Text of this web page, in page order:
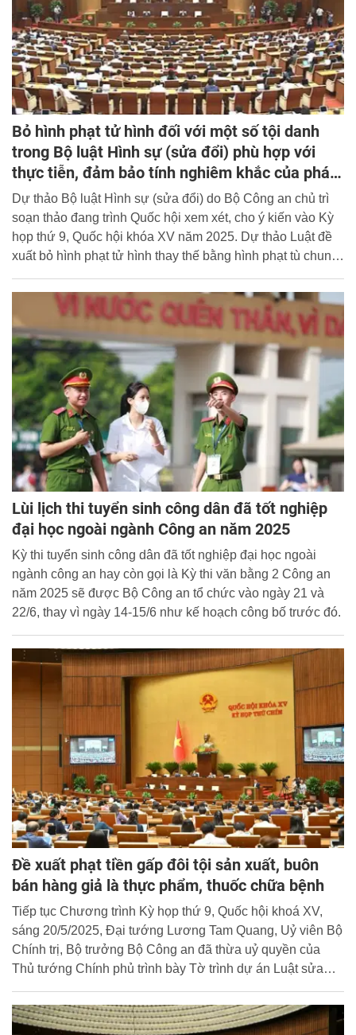
Bỏ hình phạt tử hình đối với một số tội danh
trong Bộ luật Hình sự (sửa đổi) phù hợp với
thực tiễn, đảm bảo tính nghiêm khắc của pháp
luật
Dự thảo Bộ luật Hình sự (sửa đổi) do Bộ Công an chủ trì
soạn thảo đang trình Quốc hội xem xét, cho ý kiến vào Kỳ
họp thứ 9, Quốc hội khóa XV năm 2025. Dự thảo Luật đề
xuất bỏ hình phạt tử hình thay thế bằng hình phạt tù chung
xuất, buôn bán hàng giả là thuốc chữa bệnh, thuốc phòng
bệnh; Tội vận chuyển trái phép chất ma túy là phù hợp với
chủ trưởng của Đảng và đáp ứng yêu cầu, đòi hỏi của
thực tiễn công tác đấu tranh phòng, chống tội phạm, vẫn
đảm bảo tính nghiêm khắc của pháp luật.
Lùi lịch thi tuyển sinh công dân đã tốt nghiệp
đại học ngoài ngành Công an năm 2025
Kỳ thi tuyển sinh công dân đã tốt nghiệp đại học ngoài
ngành công an hay còn gọi là Kỳ thi văn bằng 2 Công an
năm 2025 sẽ được Bộ Công an tổ chức vào ngày 21 và
22/6, thay vì ngày 14-15/6 như kế hoạch công bố trước đó.
Đề xuất phạt tiền gấp đôi tội sản xuất, buôn
bán hàng giả là thực phẩm, thuốc chữa bệnh
Tiếp tục Chương trình Kỳ họp thứ 9, Quốc hội khoá XV,
sáng 20/5/2025, Đại tướng Lương Tam Quang, Uỷ viên Bộ
Chính trị, Bộ trưởng Bộ Công an đã thừa uỷ quyền của
Thủ tướng Chính phủ trình bày Tờ trình dự án Luật sửa